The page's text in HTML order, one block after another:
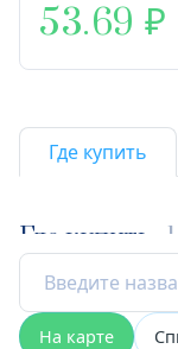
53.69
Где купить
Где купить 1
На карте